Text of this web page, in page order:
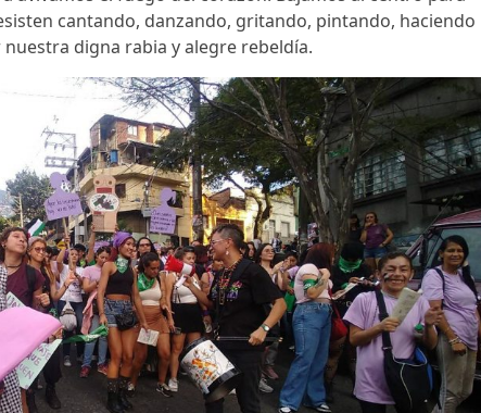
cantando, danzando, gritando, pintando, haciendo
digna rabia y alegre rebeldía.